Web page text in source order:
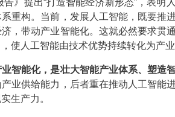
提出“打造智能经济新形态”，表明
重构。当前，发展人工智能，既要推
，带动产业智能化。这就必然要求贯
使人工智能由技术优势持续转化为产业
智能化，是壮大智能产业体系、塑造
业供给能力，后者重在推动人工智能
生产力。